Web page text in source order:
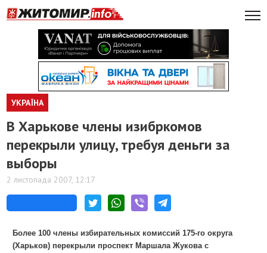
УКРАЇНА
В Харькове члены изибркомов
перекрыли улицу, требуя деньги за
выборы
2 листопада 2007, 12:17
Более 100 члены избирательных комиссий 175-го округа
(Харьков) перекрыли проспект Маршала Жукова с